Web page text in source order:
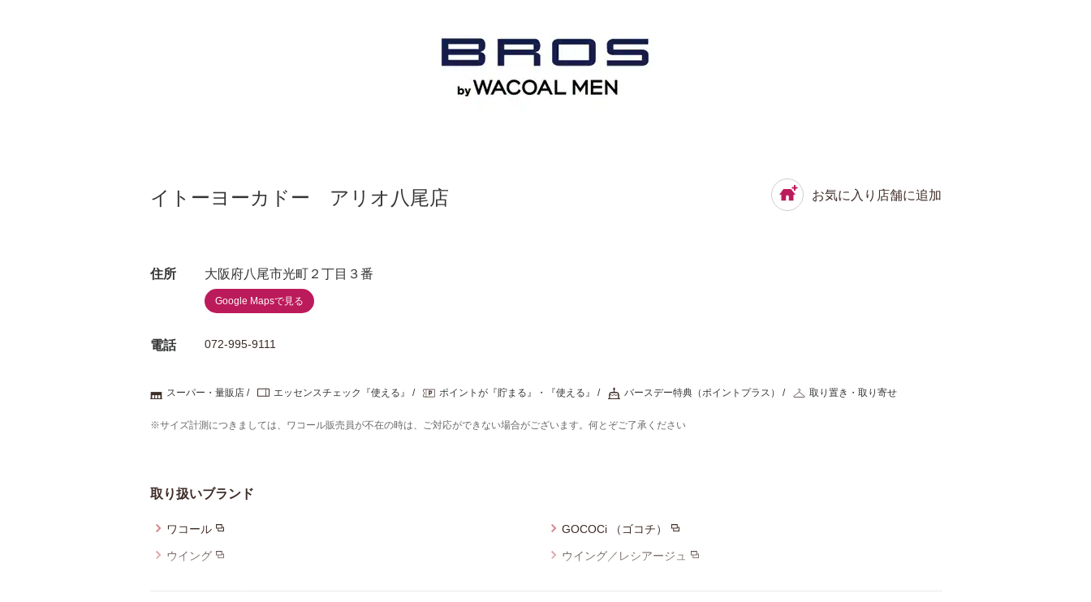
イトーヨーカドー アリオ八尾店 お気に入り店舗に追加
住所 大阪府八尾市光町２丁目３番
Google Mapsで見る
電話 072-995-9111
スーパー・量販店 エッセンスチェック『使える』 ポイントが『貯まる』・『使える』 バースデー特典（ポイントプラス） 取り置き・取り寄せ
※サイズ計測につきましては、ワコール販売員が不在の時は、ご対応ができない場合がございます。何とぞご了承ください
取り扱いブランド
ワコール GOCOCi （ゴコチ）
ウイング ウイング／レシアージュ